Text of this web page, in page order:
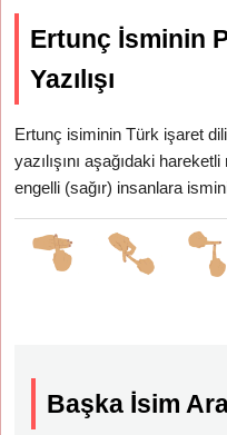
Ertunç İsminin
Yazılışı
Ertunç isiminin Türk işaret
yazılışını aşağıdaki
engelli (sağır) insanlara
Başka İsim